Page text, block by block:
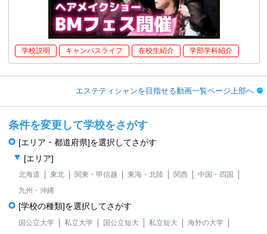
学校説明 キャンパスライフ 在校生紹介 学部学科紹介
エステティシャンを目指せる動画一覧ページ上部へ
条件を変更して学校をさがす
[エリア・都道府県]を選択してさがす
[エリア]
北海道 東北 関東・甲信越 東海・北陸 関西
中国・四国
九州・沖縄
[学校の種類]を選択してさがす
国公立大学 私立大学 国公立短大 私立短大
海外の大学